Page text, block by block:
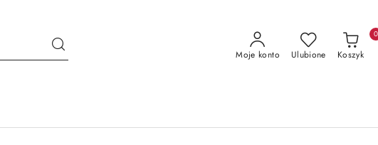
Moje konto Ulubione Koszyk
0